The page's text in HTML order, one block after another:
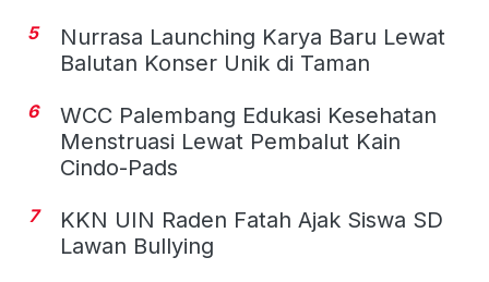
5
Nurrasa Launching Karya Baru Lewat
Balutan Konser Unik di Taman
6
WCC Palembang Edukasi Kesehatan
Menstruasi Lewat Pembalut Kain
Cindo-Pads
7
KKN UIN Raden Fatah Ajak Siswa SD
Lawan Bullying